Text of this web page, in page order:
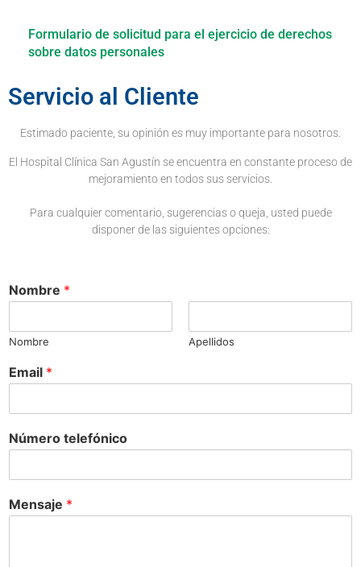
Formulario de solicitud para el ejercicio de derechos
sobre datos personales
Servicio al Cliente
Estimado paciente, su opinión es muy importante para nosotros.
El Hospital Clínica San Agustín se encuentra en constante proceso de
mejoramiento en todos sus servicios.
Para cualquier comentario, sugerencias o queja, usted puede
disponer de las siguientes opciones:
Nombre *
Nombre Apellidos
Email *
Número telefónico
Mensaje *